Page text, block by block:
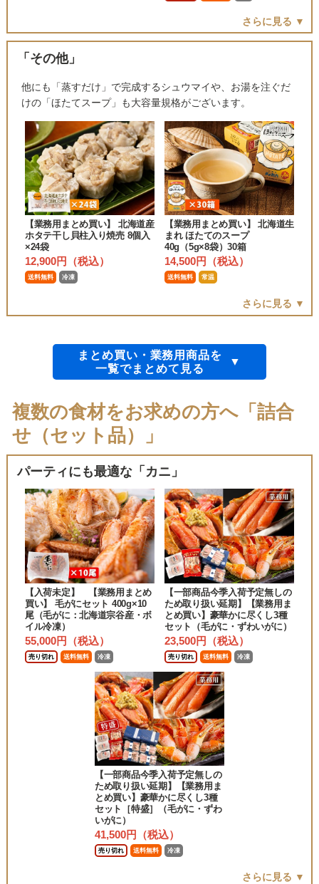
さらに見る ▼
「その他」
他にも「蒸すだけ」で完成するシュウマイや、お湯を注ぐだ
けの「ほたてスープ」も大容量規格がございます。
【業務用まとめ買い】 北海道産
ホタテ干し貝柱入り焼売 8個入
×24袋
12,900円（税込）
送料無料 冷凍
【業務用まとめ買い】 北海道生
まれ ほたてのスープ
40g（5g×8袋）30箱
14,500円（税込）
送料無料 常温
さらに見る ▼
まとめ買い・業務用商品を
一覧でまとめて見る
複数の食材をお求めの方へ「詰合
せ（セット品）」
パーティにも最適な「カニ」
【入荷未定】 【業務用まとめ
買い】 毛がにセット 400g×10
尾（毛がに：北海道宗谷産・ボ
イル冷凍）
55,000円（税込）
売り切れ 送料無料 冷凍
【一部商品今季入荷予定無しの
ため取り扱い延期】【業務用ま
とめ買い】豪華かに尽くし3種
セット（毛がに・ずわいがに）
23,500円（税込）
売り切れ 送料無料 冷凍
【一部商品今季入荷予定無しの
ため取り扱い延期】【業務用ま
とめ買い】豪華かに尽くし3種
セット［特盛］（毛がに・ずわ
いがに）
41,500円（税込）
売り切れ 送料無料 冷凍
さらに見る ▼